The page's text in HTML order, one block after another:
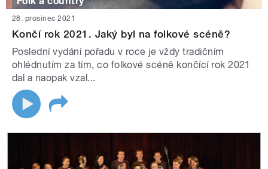
28. prosinec 2021
Končí rok 2021. Jaký byl na folkové scéně?
Poslední vydání pořadu v roce je vždy tradičním
ohlédnutím za tím, co folkové scéně končící rok 2021
dal a naopak vzal...